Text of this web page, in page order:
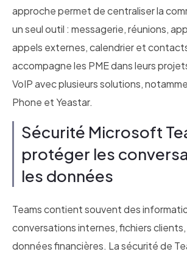
approche permet de centraliser la
un seul outil : messagerie, réunions,
appels externes, calendrier et
accompagne les PME dans leurs
VoIP avec plusieurs solutions,
Phone et Yeastar.
Sécurité Microsoft
protéger les
les données
Teams contient souvent des
conversations internes, fichiers
données financières. La sécurité de